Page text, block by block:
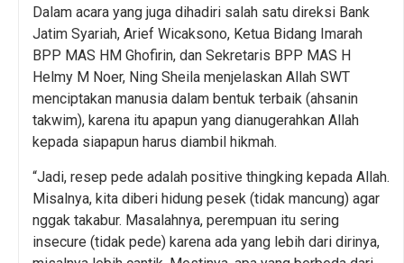
Dalam acara yang juga dihadiri salah satu direksi Bank
Jatim Syariah, Arief Wicaksono, Ketua Bidang Imarah
BPP MAS HM Ghofirin, dan Sekretaris BPP MAS H
Helmy M Noer, Ning Sheila menjelaskan Allah SWT
menciptakan manusia dalam bentuk terbaik (ahsanin
takwim), karena itu apapun yang dianugerahkan Allah
kepada siapapun harus diambil hikmah.
“Jadi, resep pede adalah positive thingking kepada Allah.
Misalnya, kita diberi hidung pesek (tidak mancung) agar
nggak takabur. Masalahnya, perempuan itu sering
insecure (tidak pede) karena ada yang lebih dari dirinya,